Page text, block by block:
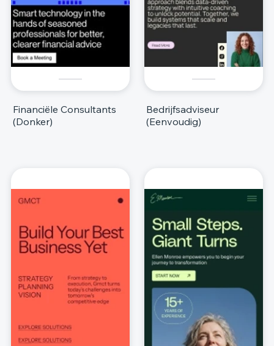
Financiële Consultants
(Donker)
Bedrijfsadviseur
(Eenvoudig)